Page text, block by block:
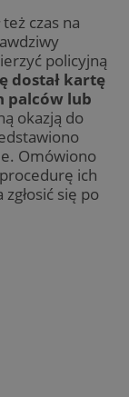
czas na
policyjną
dostał kartę
palców lub
okazją do
Omówiono
ich
się po